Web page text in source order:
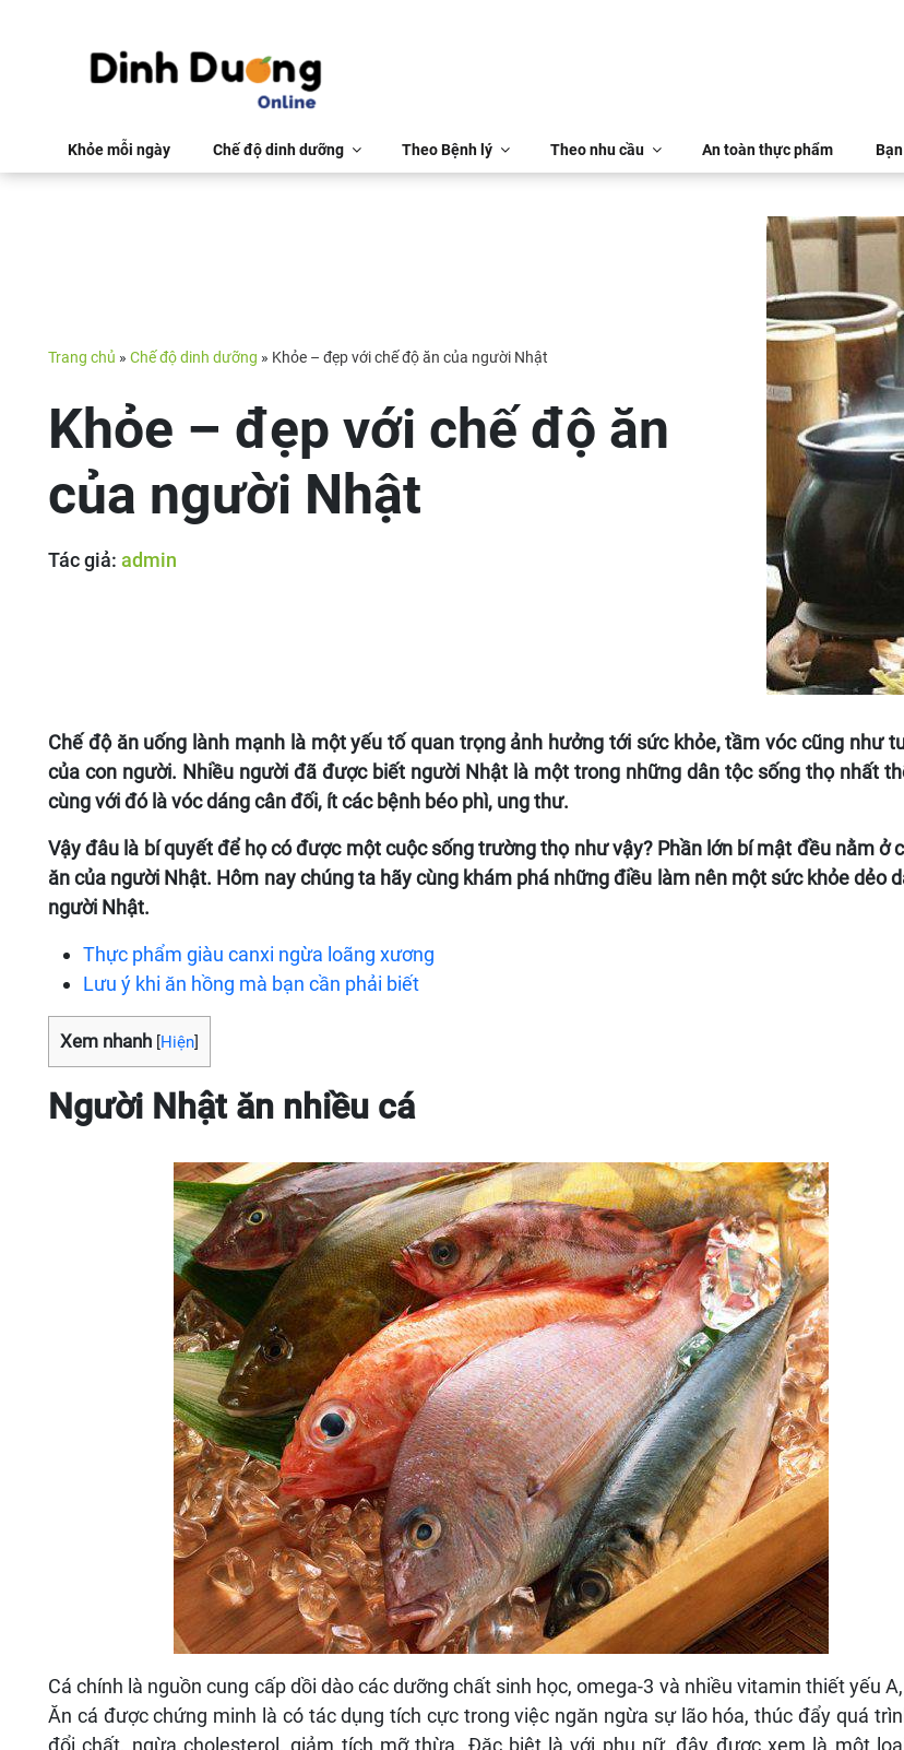
Khỏe mỗi ngày Chế độ dinh dưỡng Theo Bệnh lý Theo nhu cầu An toàn thực phẩm
Trang chủ » Chế độ dinh dưỡng » Khỏe – đẹp với chế độ ăn của người Nhật
Khỏe – đẹp với chế độ ăn
của người Nhật
Tác giả: admin
Chế độ ăn uống lành mạnh là một yếu tố quan trọng ảnh hưởng tới sức khỏe, tầm vóc cũng như
của con người. Nhiều người đã được biết người Nhật là một trong những dân tộc sống thọ nhất
cùng với đó là vóc dáng cân đối, ít các bệnh béo phì, ung thư.
Vậy đâu là bí quyết để họ có được một cuộc sống trường thọ như vậy? Phần lớn bí mật đều nằm ở
ăn của người Nhật. Hôm nay chúng ta hãy cùng khám phá những điều làm nên một sức khỏe dẻo
người Nhật.
Thực phẩm giàu canxi ngừa loãng xương
Lưu ý khi ăn hồng mà bạn cần phải biết
Xem nhanh [Hiện]
Người Nhật ăn nhiều cá
Cá chính là nguồn cung cấp dồi dào các dưỡng chất sinh học, omega-3 và nhiều vitamin thiết yếu A,
Ăn cá được chứng minh là có tác dụng tích cực trong việc ngăn ngừa sự lão hóa, thúc đẩy quá
đổi chất, ngừa cholesterol, giảm tích mỡ thừa. Đặc biệt là với phụ nữ, đây được xem là một